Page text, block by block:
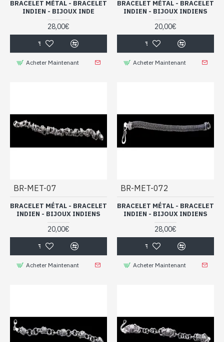
BRACELET MÉTAL - BRACELET
INDIEN - BIJOUX INDE
28,00€
Acheter Maintenant
BRACELET MÉTAL - BRACELET
INDIEN - BIJOUX INDIENS
20,00€
Acheter Maintenant
BR-MET-07
BRACELET MÉTAL - BRACELET
INDIEN - BIJOUX INDIENS
20,00€
Acheter Maintenant
BR-MET-072
BRACELET MÉTAL - BRACELET
INDIEN - BIJOUX INDIENS
28,00€
Acheter Maintenant